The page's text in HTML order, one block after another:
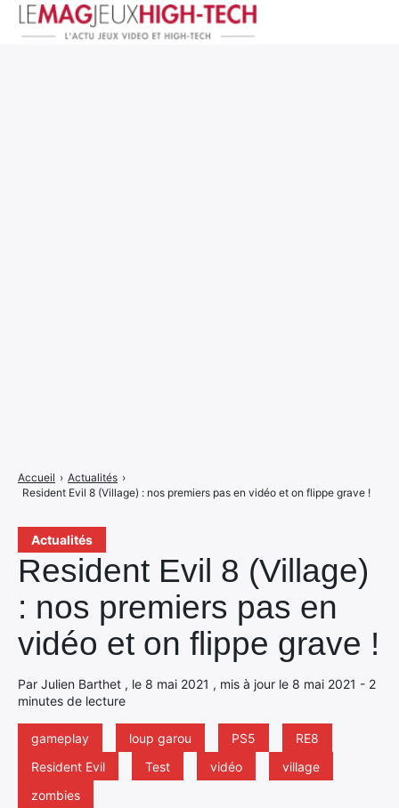
Actualités
Resident Evil 8 (Village)
: nos premiers pas en
vidéo et on flippe grave !
Par Julien Barthet , le 8 mai 2021 , mis à jour le 8 mai 2021 - 2
minutes de lecture
gameplay loup garou PS5
RE8
Resident Evil
Test vidéo
village
zombies
Accueil › Actualités ›
Resident Evil 8 (Village) : nos premiers pas en vidéo et on flippe grave !